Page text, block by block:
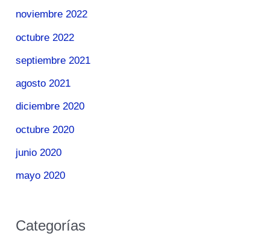
noviembre 2022
octubre 2022
septiembre 2021
agosto 2021
diciembre 2020
octubre 2020
junio 2020
mayo 2020
Categorías